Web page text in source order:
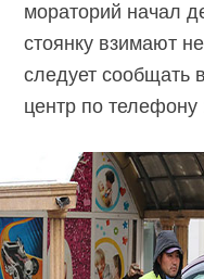
мораторий начал
стоянку взимают
следует сообщать
центр по телефону